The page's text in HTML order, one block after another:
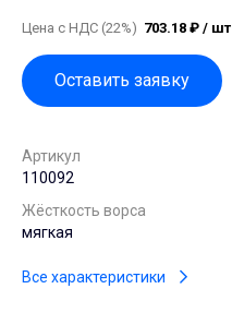
Цена с НДС (22%) 703.18 ₽ / шт
Оставить заявку
Артикул
110092
Жёсткость ворса
мягкая
Все характеристики